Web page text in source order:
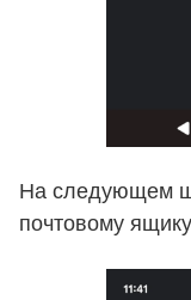
На следующем
почтовому